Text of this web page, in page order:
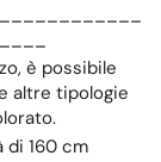
è possibile
altre tipologie
di 160 cm